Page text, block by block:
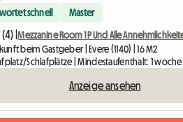
schnell Master
|
beim Gastgeber | Evere (1140) | 16 M2
Schlafplätze | Mindestaufenthalt: 1 woche
Anzeige ansehen